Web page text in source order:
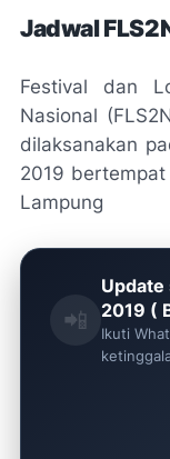
Jadwal
Festival dan
Nasional
dilaksanakan
2019
Lampung
📲
Update
2019 (
Ikuti